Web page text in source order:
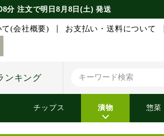
分 注文で明日8月8日(土) 発送
て(会社概要) お支払い・送料について
ンキング
チップス 漬物 惣菜